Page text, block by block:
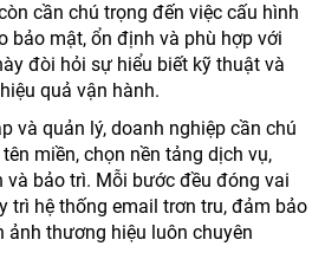
cần chú trọng đến việc cấu hình
bảo mật, ổn định và phù hợp với
đòi hỏi sự hiểu biết kỹ thuật và
quả vận hành.
và quản lý, doanh nghiệp cần chú
miền, chọn nền tảng dịch vụ,
và bảo trì. Mỗi bước đều đóng vai
trì hệ thống email trơn tru, đảm bảo
ảnh thương hiệu luôn chuyên